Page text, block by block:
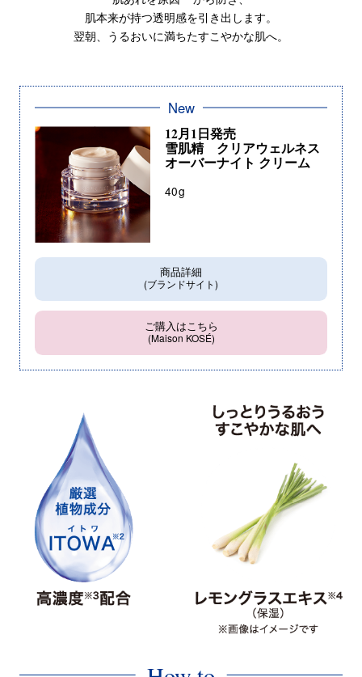
肌本来が持つ透明感を引き出します。
翌朝、うるおいに満ちたすこやかな肌へ。
New
12月1日発売
雪肌精 クリアウェルネス
オーバーナイト クリーム
40g
商品詳細
(ブランドサイト)
ご購入はこちら
(Maison KOSÉ)